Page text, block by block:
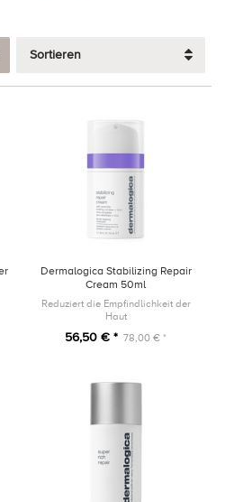
Sortieren
Dermalogica Stabilizing Repair
Cream 50ml
Reduziert die Empfindlichkeit der
Haut
56,50 € * 78,00 € *